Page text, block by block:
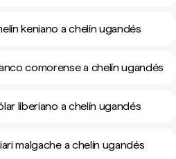
keniano a chelín ugandés
comorense a chelín ugandés
liberiano a chelín ugandés
malgache a chelín ugandés